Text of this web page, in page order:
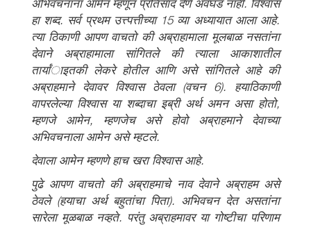
हा शब्द. सर्व प्रथम उत्त्पत्तीच्या 15 व्या अध्यायात आला आहे.
त्या ठिकाणी आपण वाचतो की अब्राहामाला मूलबाळ नसतांना
देवाने अब्राहामाला सांगितले की त्याला आकाशातील
तार्यांाइतकी लेकरे होतील आणि असे सांगितले आहे की
अब्राहमाने देवावर विश्वास ठेवला (वचन 6). हयाठिकाणी
वापरलेल्या विश्वास या शब्दाचा इब्री अर्थ अमन असा होतो,
म्हणजे आमेन, म्हणजेच असे होवो अब्राहमाने देवाच्या
अभिवचनाला आमेन असे म्हटले.
देवाला आमेन म्हणणे हाच खरा विश्वास आहे.
पुढे आपण वाचतो की अब्राहमाचे नाव देवाने अब्राहम असे
ठेवले (हयाचा अर्थ बहुतांचा पिता). अभिवचन देत असतांना
सारेला मूळबाळ नव्हते. परंतु अब्राहमावर या गोष्टीचा परिणाम